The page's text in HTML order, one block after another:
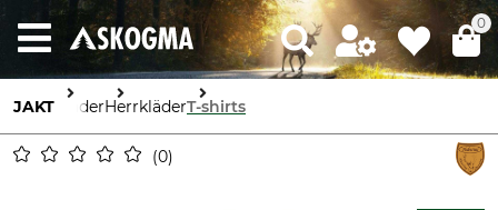
0
JAKT KläderHerrkläderT-shirts
0